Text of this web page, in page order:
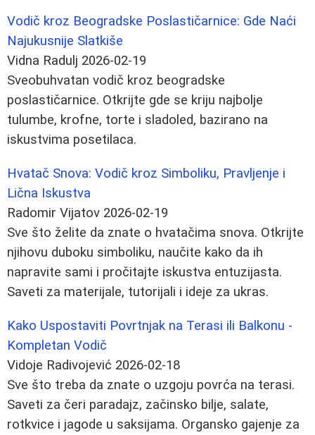
Vodič kroz Beogradske Poslastičarnice: Gde Naći
Najukusnije Slatkiše
Vidna Radulj 2026-02-19
Sveobuhvatan vodič kroz beogradske
poslastičarnice. Otkrijte gde se kriju najbolje
tulumbe, krofne, torte i sladoled, bazirano na
iskustvima posetilaca.
Hvatač Snova: Vodič kroz Simboliku, Pravljenje i
Lična Iskustva
Radomir Vijatov 2026-02-19
Sve što želite da znate o hvatačima snova. Otkrijte
njihovu duboku simboliku, naučite kako da ih
napravite sami i pročitajte iskustva entuzijasta.
Saveti za materijale, tutorijali i ideje za ukras.
Kako Uspostaviti Povrtnjak na Terasi ili Balkonu -
Kompletan Vodič
Vidoje Radivojević 2026-02-18
Sve što treba da znate o uzgoju povrća na terasi.
Saveti za čeri paradajz, začinsko bilje, salate,
rotkvice i jagode u saksijama. Organsko gajenje za